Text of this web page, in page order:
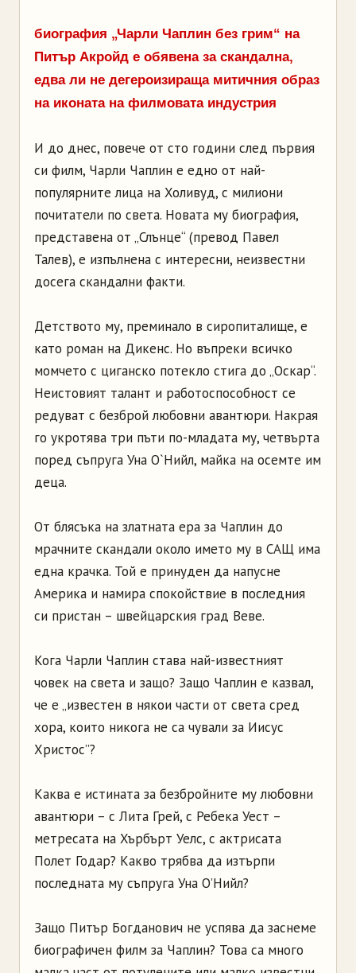
биография „Чарли Чаплин без грим“ на
Питър Акройд е обявена за скандална,
едва ли не дегероизираща митичния образ
на иконата на филмовата индустрия
И до днес, повече от сто години след първия
си филм, Чарли Чаплин е едно от най-
популярните лица на Холивуд, с милиони
почитатели по света. Новата му биография,
представена от „Слънце“ (превод Павел
Талев), е изпълнена с интересни, неизвестни
досега скандални факти.
Детството му, преминало в сиропиталище, е
като роман на Дикенс. Но въпреки всичко
момчето с циганско потекло стига до „Оскар“.
Неистовият талант и работоспособност се
редуват с безброй любовни авантюри. Накрая
го укротява три пъти по-младата му, четвърта
поред съпруга Уна О`Нийл, майка на осемте им
деца.
От блясъка на златната ера за Чаплин до
мрачните скандали около името му в САЩ има
една крачка. Той е принуден да напусне
Америка и намира спокойствие в последния
си пристан – швейцарския град Веве.
Кога Чарли Чаплин става най-известният
човек на света и защо? Защо Чаплин е казвал,
че е „известен в някои части от света сред
хора, които никога не са чували за Иисус
Христос”?
Каква е истината за безбройните му любовни
авантюри – с Лита Грей, с Ребека Уест –
метресата на Хърбърт Уелс, с актрисата
Полет Годар? Какво трябва да изтърпи
последната му съпруга Уна О’Нийл?
Защо Питър Богданович не успява да заснеме
биографичен филм за Чаплин? Това са много